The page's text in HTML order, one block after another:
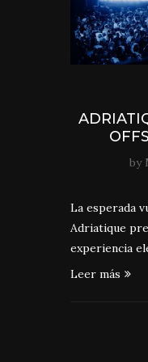
by
La esperada
Adriatique
experiencia
Leer más